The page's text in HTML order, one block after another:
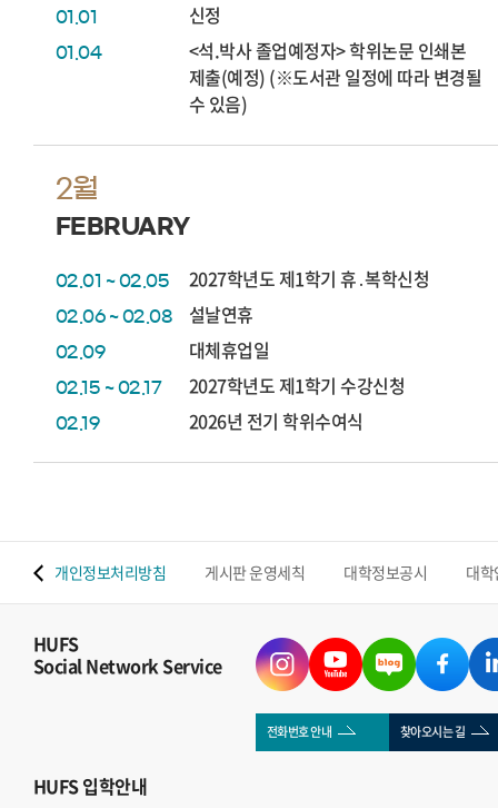
01.01 신정
01.04
<석.박사 졸업예정자> 학위논문 인쇄본
제출(예정) (※도서관 일정에 따라 변경될
수 있음)
2월
FEBRUARY
02.01 ~ 02.05 2027학년도 제1학기 휴․복학신청
02.06 ~ 02.08 설날연휴
02.09 대체휴업일
02.15 ~ 02.17 2027학년도 제1학기 수강신청
02.19 2026년 전기 학위수여식
개인정보처리방침 게시판 운영세칙 대학정보공시 대
HUFS
Social Network Service
전화번호 안내 찾아오시는 길
HUFS입학안내